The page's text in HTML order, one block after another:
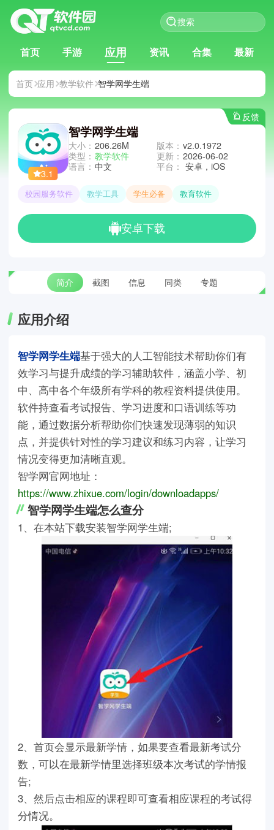
首页 手游 应用 资讯 合集 最新
首页 应用 教学软件 智学网学生端
反馈
3.1
智学网学生端
大小： 206.26M
类型： 教学软件
语言： 中文
版本： v2.0.1972
更新： 2026-06-02
平台： 安卓，iOS
校园服务软件 教学工具 学生必备 教育软件
安卓下载
简介 截图 信息 同类 专题
应用介绍
智学网学生端基于强大的人工智能技术帮助你们有
效学习与提升成绩的学习辅助软件，涵盖小学、初
中、高中各个年级所有学科的教程资料提供使用。
软件持查看考试报告、学习进度和口语训练等功
能，通过数据分析帮助你们快速发现薄弱的知识
点，并提供针对性的学习建议和练习内容，让学习
情况变得更加清晰直观。
智学网官网地址：
https://www.zhixue.com/login/downloadapps/
智学网学生端怎么查分
1、在本站下载安装智学网学生端;
2、首页会显示最新学情，如果要查看最新考试分
数，可以在最新学情里选择班级本次考试的学情报
告;
3、然后点击相应的课程即可查看相应课程的考试得
分情况。